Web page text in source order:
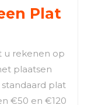
Plat
u rekenen op
plaatsen
plat
€50 en €120